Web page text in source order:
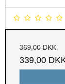
369,00 DKK
339,00